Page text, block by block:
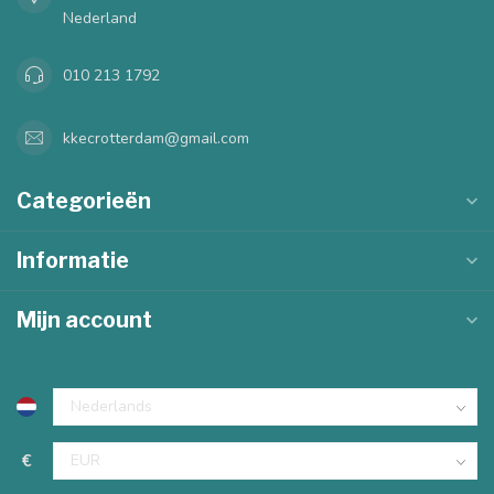
Nederland
010 213 1792
kkecrotterdam@gmail.com
Categorieën
Informatie
Mijn account
€